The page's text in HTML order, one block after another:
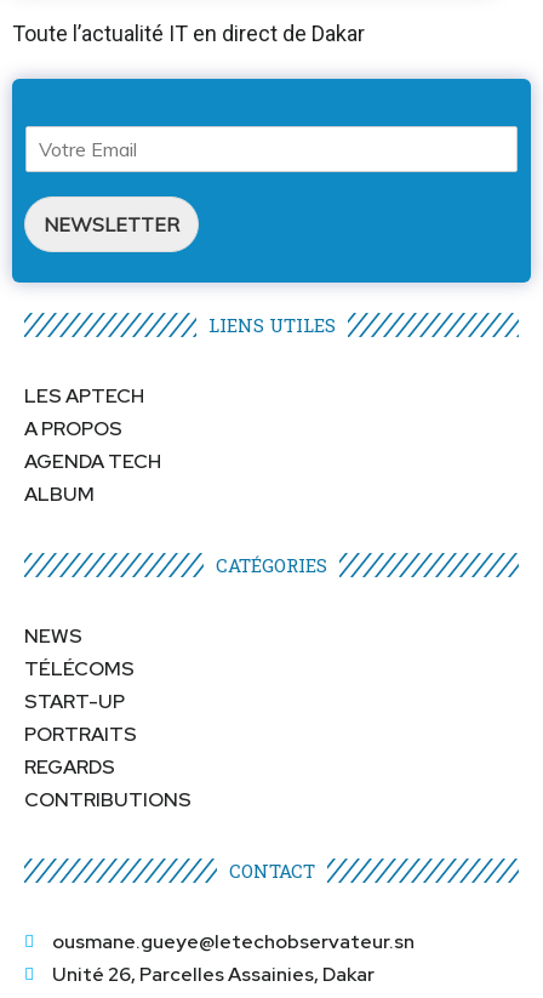
Toute l’actualité IT en direct de Dakar
NEWSLETTER
LIENS UTILES​
LES APTECH
A PROPOS
AGENDA TECH
ALBUM
CATÉGORIES​
NEWS
TÉLÉCOMS
START-UP
PORTRAITS
REGARDS
CONTRIBUTIONS
CONTACT
ousmane.gueye@letechobservateur.sn
Unité 26, Parcelles Assainies, Dakar